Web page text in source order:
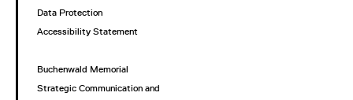
Data Protection
Accessibility Statement
Buchenwald Memorial
Strategic Communication and